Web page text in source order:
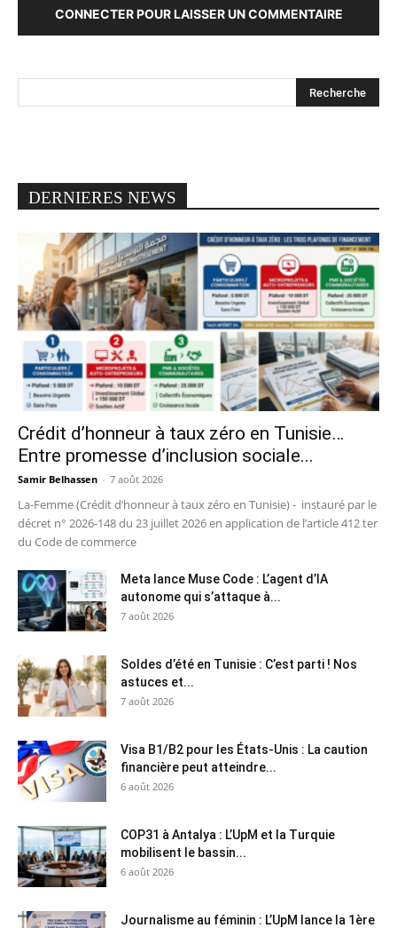
CONNECTER POUR LAISSER UN COMMENTAIRE
DERNIERES NEWS
Crédit d’honneur à taux zéro en Tunisie…
Entre promesse d’inclusion sociale...
Samir Belhassen - 7 août 2026
La-Femme (Crédit d’honneur à taux zéro en Tunisie) - instauré par le
décret n° 2026-148 du 23 juillet 2026 en application de l’article 412 ter
du Code de commerce
Meta lance Muse Code : L’agent d’IA
autonome qui s’attaque à...
7 août 2026
Soldes d’été en Tunisie : C’est parti ! Nos
astuces et...
7 août 2026
Visa B1/B2 pour les États-Unis : La caution
financière peut atteindre...
6 août 2026
COP31 à Antalya : L’UpM et la Turquie
mobilisent le bassin...
6 août 2026
Journalisme au féminin : L’UpM lance la 1ère